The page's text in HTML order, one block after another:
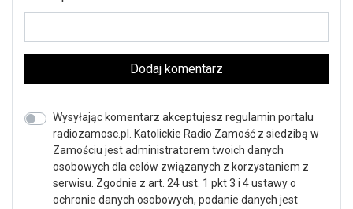
Dodaj komentarz
Wysyłając komentarz akceptujesz regulamin portalu
radiozamosc.pl. Katolickie Radio Zamość z siedzibą w
Zamościu jest administratorem twoich danych
osobowych dla celów związanych z korzystaniem z
serwisu. Zgodnie z art. 24 ust. 1 pkt 3 i 4 ustawy o
ochronie danych osobowych, podanie danych jest